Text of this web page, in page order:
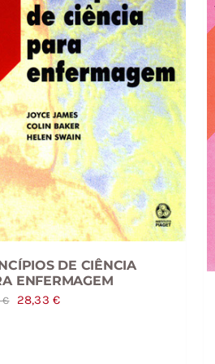
DE CIÊNCIA
ENFERMAGEM
€
O
28,33€O